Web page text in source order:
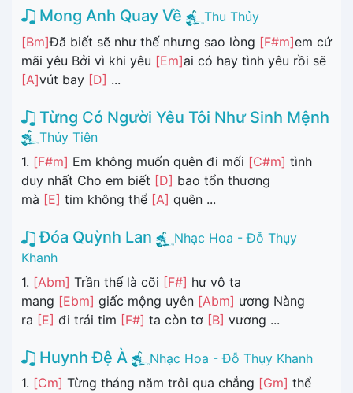
Mong Anh Quay Về
Thu Thủy
[Bm]Đã biết sẽ như thế nhưng sao lòng [F#m]em cứ
mãi yêu Bởi vì khi yêu [Em]ai có hay tình yêu rồi sẽ
[A]vút bay [D] ...
Từng Có Người Yêu Tôi Như Sinh Mệnh
Thủy Tiên
1. [F#m] Em không muốn quên đi mối [C#m] tình
duy nhất Cho em biết [D] bao tổn thương
mà [E] tim không thể [A] quên ...
Đóa Quỳnh Lan
Nhạc Hoa - Đỗ Thụy
Khanh
1. [Abm] Trần thế là cõi [F#] hư vô ta
mang [Ebm] giấc mộng uyên [Abm] ương Nàng
ra [E] đi trái tim [F#] ta còn tơ [B] vương ...
Huynh Đệ À
Nhạc Hoa - Đỗ Thụy Khanh
1. [Cm] Từng tháng năm trôi qua chẳng [Gm] thể